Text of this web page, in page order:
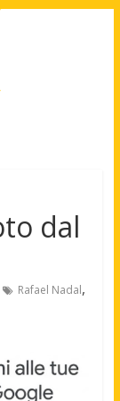
dal
Rafael Nadal,